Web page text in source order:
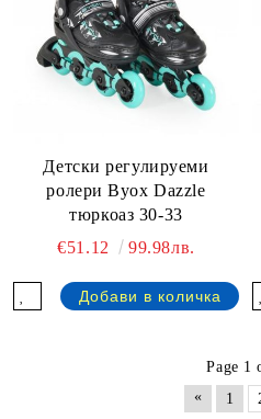
Детски регулируеми
ролери Byox Dazzle
тюркоаз 30-33
€51.12
99.98лв.
Page 1
«
1